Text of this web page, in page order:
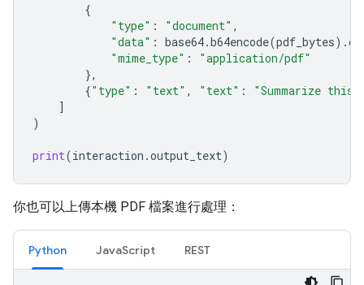
{
"type" : "document" ,
"data" : base64.b64encode(pdf_bytes) .
"mime_type" :
"application/pdf"
},
{"type" : "text" , "text" :
"Summarize this
]
)
print(interaction .output_text)
你也可以上傳本機 PDF 檔案進行處理：
Python JavaScript REST